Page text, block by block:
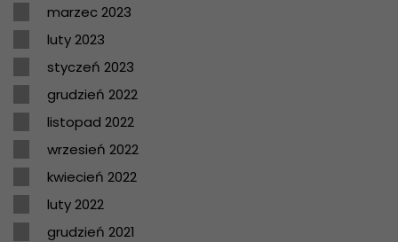
marzec 2023
luty 2023
styczeń 2023
grudzień 2022
listopad 2022
wrzesień 2022
kwiecień 2022
luty 2022
grudzień 2021